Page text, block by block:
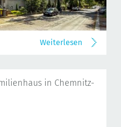
Weiterlesen
in Chemnitz-